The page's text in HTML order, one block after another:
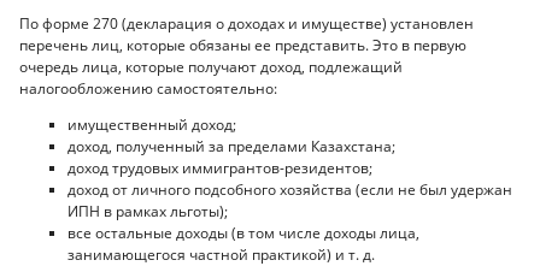
По форме 270 (декларация о доходах и имуществе) установлен
перечень лиц, которые обязаны ее представить. Это в первую
очередь лица, которые получают доход, подлежащий
налогообложению самостоятельно:
имущественный доход;
доход, полученный за пределами Казахстана;
доход трудовых иммигрантов-резидентов;
доход от личного подсобного хозяйства (если не был удержан
ИПН в рамках льготы);
все остальные доходы (в том числе доходы лица,
занимающегося частной практикой) и т. д.